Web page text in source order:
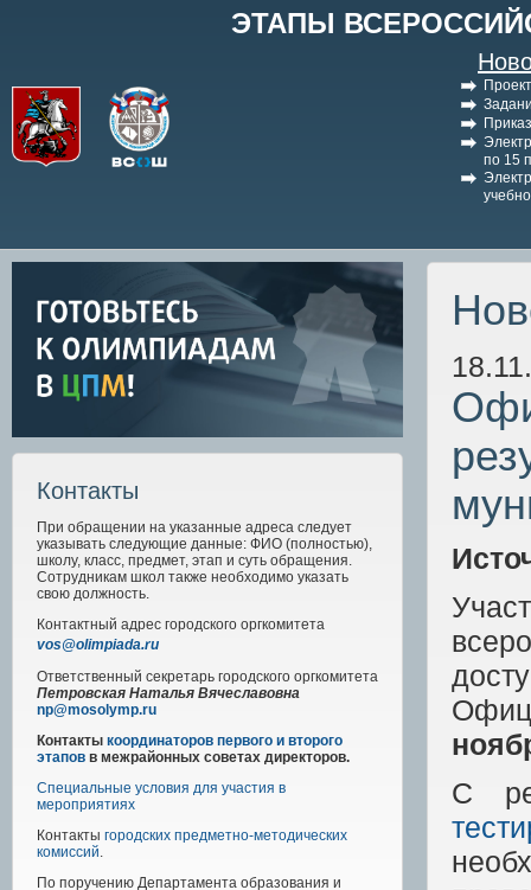
ЭТАПЫ
по 15
Контакты
При обращении на указанные адреса следует
указывать следующие данные: ФИО (полностью),
школу, класс, предмет, этап и суть обращения.
Сотрудникам школ также необходимо указать
свою должность.
Контактный адрес городского оргкомитета
vos@olimpiada.ru
Ответственный секретарь городского оргкомитета
Петровская Наталья Вячеславовна
np@mosolymp.ru
Контакты координаторов первого и второго
этапов в межрайонных советах директоров.
Специальные условия для участия в
мероприятиях
Контакты городских предметно-методических
комиссий.
По поручению Департамента образования и
С